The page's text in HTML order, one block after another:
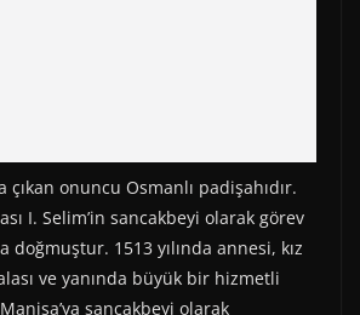
çıkan onuncu Osmanlı padişahıdır.
I. Selim’in sancakbeyi olarak görev
doğmuştur. 1513 yılında annesi, kız
ve yanında büyük bir hizmetli
sancakbeyi olarak